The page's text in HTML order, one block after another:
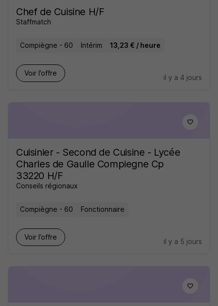
Chef de Cuisine H/F
Staffmatch
Compiègne - 60 Intérim 13,23 € / heure
Voir l’offre
il y a 4 jours
Cuisinier - Second de Cuisine - Lycée
Charles de Gaulle Compiegne Cp
33220 H/F
Conseils régionaux
Compiègne - 60 Fonctionnaire
Voir l’offre
il y a 5 jours